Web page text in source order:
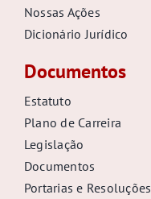
Nossas Ações
Dicionário Jurídico
Documentos
Estatuto
Plano de Carreira
Legislação
Documentos
Portarias e Resoluções